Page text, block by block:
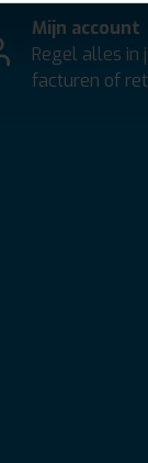
Mijn account
Regel alles in
facturen of